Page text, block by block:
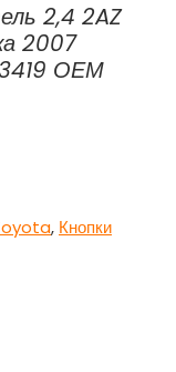
2,4 2AZ
2007
ОЕМ
, Кнопки